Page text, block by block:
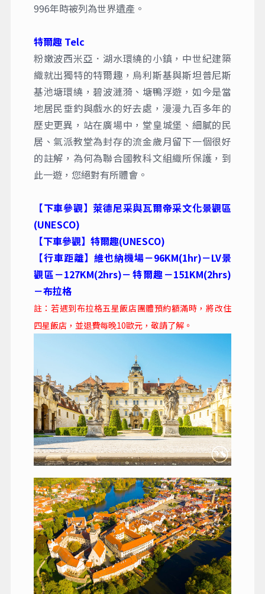
996年時被列為世界遺產。
特爾趣 Telc
粉嫩波西米亞．湖水環繞的小鎮，中世紀建築
織就出獨特的特爾趣，烏利斯基與斯坦普尼斯
基池塘環繞，碧波漣漪、塘鴨浮遊，如今是當
地居民垂釣與戲水的好去處，漫漫九百多年的
歷史更異，站在廣場中，堂皇城堡、細膩的民
居、氣派教堂為封存的流金歲月留下一個很好
的註解，為何為聯合國教科文組織所保護，到
此一遊，您絕對有所體會。
【下車參觀】萊德尼采與瓦爾帝采文化景觀區
(UNESCO)
【下車參觀】特爾趣(UNESCO)
【行車距離】維也納機場－96KM(1hr)－LV景
觀區－127KM(2hrs)－特爾趣－151KM(2hrs)
－布拉格
註：若遇到布拉格五星飯店團體預約額滿時，將改住
四星飯店，並退費每晚10歐元，敬請了解。